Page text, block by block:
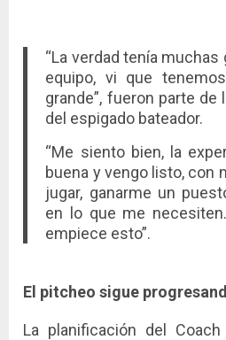
“La verdad tenía muchas
equipo, vi que
grande”, fueron parte de
del espigado bateador.
“Me siento bien, la
buena y vengo listo, con
jugar, ganarme un
en lo que me
empiece esto”.
El pitcheo sigue
La planificación del